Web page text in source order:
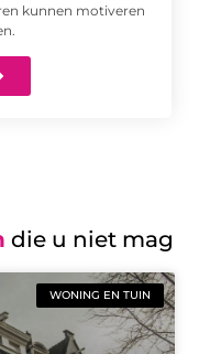
kunnen motiveren
die u niet mag
WONING EN TUIN